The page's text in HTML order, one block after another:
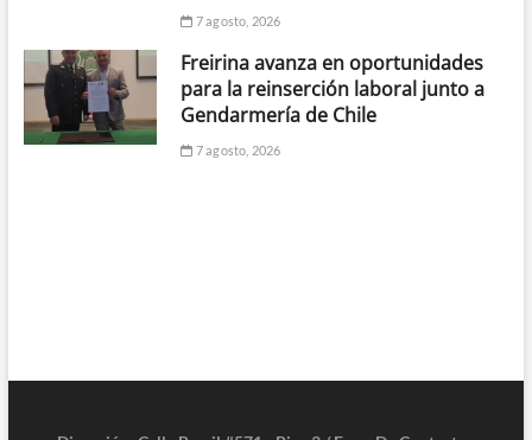
7 agosto, 2026
Freirina avanza en oportunidades
para la reinserción laboral junto a
Gendarmería de Chile
7 agosto, 2026